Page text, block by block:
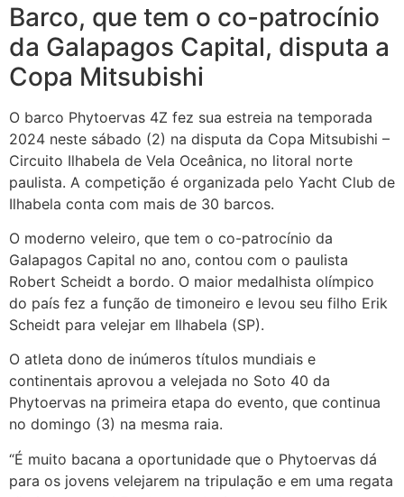
Barco, que tem o co-patrocínio
da Galapagos Capital, disputa a
Copa Mitsubishi
O barco Phytoervas 4Z fez sua estreia na temporada
2024 neste sábado (2) na disputa da Copa Mitsubishi –
Circuito Ilhabela de Vela Oceânica, no litoral norte
paulista. A competição é organizada pelo Yacht Club de
Ilhabela conta com mais de 30 barcos.
O moderno veleiro, que tem o co-patrocínio da
Galapagos Capital no ano, contou com o paulista
Robert Scheidt a bordo. O maior medalhista olímpico
do país fez a função de timoneiro e levou seu filho Erik
Scheidt para velejar em Ilhabela (SP).
O atleta dono de inúmeros títulos mundiais e
continentais aprovou a velejada no Soto 40 da
Phytoervas na primeira etapa do evento, que continua
no domingo (3) na mesma raia.
“É muito bacana a oportunidade que o Phytoervas dá
para os jovens velejarem na tripulação e em uma regata